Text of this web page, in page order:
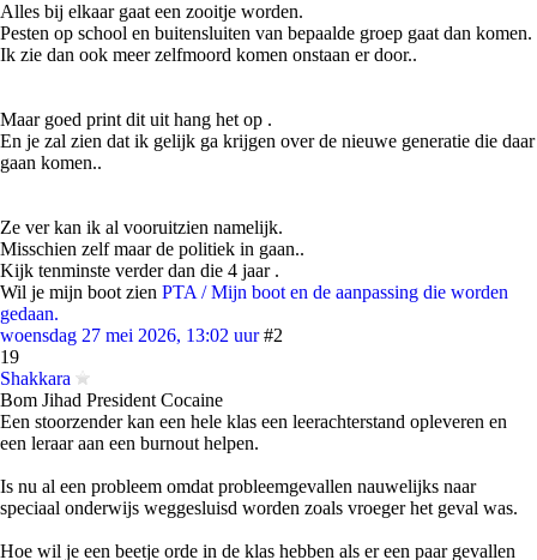
Alles bij elkaar gaat een zooitje worden.
Pesten op school en buitensluiten van bepaalde groep gaat dan komen.
Ik zie dan ook meer zelfmoord komen onstaan er door..
Maar goed print dit uit hang het op .
En je zal zien dat ik gelijk ga krijgen over de nieuwe generatie die daar
gaan komen..
Ze ver kan ik al vooruitzien namelijk.
Misschien zelf maar de politiek in gaan..
Kijk tenminste verder dan die 4 jaar .
Wil je mijn boot zien PTA / Mijn boot en de aanpassing die worden
gedaan.
woensdag 27 mei 2026, 13:02 uur #2
19
Shakkara
Bom Jihad President Cocaine
Een stoorzender kan een hele klas een leerachterstand opleveren en
een leraar aan een burnout helpen.
Is nu al een probleem omdat probleemgevallen nauwelijks naar
speciaal onderwijs weggesluisd worden zoals vroeger het geval was.
Hoe wil je een beetje orde in de klas hebben als er een paar gevallen